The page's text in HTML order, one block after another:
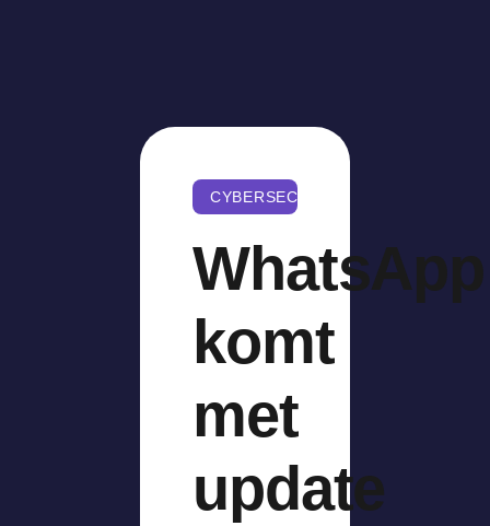
CYBERSECURITY
WhatsApp
komt
met
update